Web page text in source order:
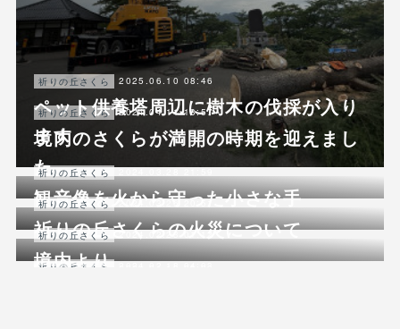
祈りの丘さくら 2025.06.10 08:46
ペット供養塔周辺に樹木の伐採が入り
ます
祈りの丘さくら 2024.04.11 13:57
境内のさくらが満開の時期を迎えまし
た
祈りの丘さくら
観音像を火から守った小さな手
祈りの丘さくら
祈りの丘さくらの火災について
祈りの丘さくら
境内より
祈りの丘さくら
祈りの丘さくら